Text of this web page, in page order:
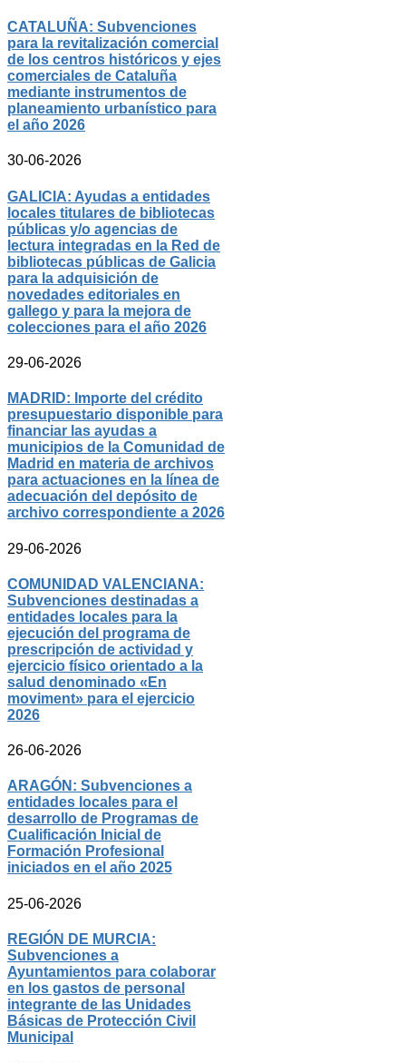
CATALUÑA: Subvenciones
para la revitalización comercial
de los centros históricos y ejes
comerciales de Cataluña
mediante instrumentos de
planeamiento urbanístico para
el año 2026
30-06-2026
GALICIA: Ayudas a entidades
locales titulares de bibliotecas
públicas y/o agencias de
lectura integradas en la Red de
bibliotecas públicas de Galicia
para la adquisición de
novedades editoriales en
gallego y para la mejora de
colecciones para el año 2026
29-06-2026
MADRID: Importe del crédito
presupuestario disponible para
financiar las ayudas a
municipios de la Comunidad de
Madrid en materia de archivos
para actuaciones en la línea de
adecuación del depósito de
archivo correspondiente a 2026
29-06-2026
COMUNIDAD VALENCIANA:
Subvenciones destinadas a
entidades locales para la
ejecución del programa de
prescripción de actividad y
ejercicio físico orientado a la
salud denominado «En
moviment» para el ejercicio
2026
26-06-2026
ARAGÓN: Subvenciones a
entidades locales para el
desarrollo de Programas de
Cualificación Inicial de
Formación Profesional
iniciados en el año 2025
25-06-2026
REGIÓN DE MURCIA:
Subvenciones a
Ayuntamientos para colaborar
en los gastos de personal
integrante de las Unidades
Básicas de Protección Civil
Municipal